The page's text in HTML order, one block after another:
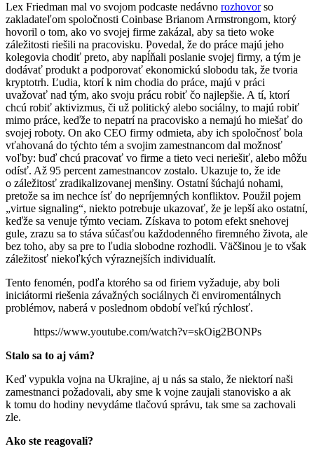
Lex Friedman mal vo svojom podcaste nedávno rozhovorso
zakladateľom spoločnosti Coinbase Brianom Armstrongom, ktorý
hovoril o tom, ako vo svojej firme zakázal, aby sa tieto woke
záležitosti riešili na pracovisku. Povedal, že do práce majú jeho
kolegovia chodiť preto, aby napĺňali poslanie svojej firmy, a tým je
dodávať produkt a podporovať ekonomickú slobodu tak, že tvoria
kryptotrh. Ľudia, ktorí k nim chodia do práce, majú v práci
uvažovať nad tým, ako svoju prácu robiť čo najlepšie. A tí, ktorí
chcú robiť aktivizmus, či už politický alebo sociálny, to majú robiť
mimo práce, keďže to nepatrí na pracovisko a nemajú ho miešať do
svojej roboty. On ako CEO firmy odmieta, aby ich spoločnosť bola
vťahovaná do týchto tém a svojim zamestnancom dal možnosť
voľby: buď chcú pracovať vo firme a tieto veci neriešiť, alebo môžu
odísť. Až 95 percent zamestnancov zostalo. Ukazuje to, že ide
o záležitosť zradikalizovanej menšiny. Ostatní šúchajú nohami,
pretože sa im nechce ísť do nepríjemných konfliktov. Použil pojem
„virtue signaling“, niekto potrebuje ukazovať, že je lepší ako ostatní,
keďže sa venuje týmto veciam. Získava to potom efekt snehovej
gule, zrazu sa to stáva súčasťou každodenného firemného života, ale
bez toho, aby sa pre to ľudia slobodne rozhodli. Väčšinou je to však
záležitosť niekoľkých výraznejších individualít.
Tento fenomén, podľa ktorého sa od firiem vyžaduje, aby boli
iniciátormi riešenia závažných sociálnych či enviromentálnych
problémov, naberá v poslednom období veľkú rýchlosť.
https://www.youtube.com/watch?v=skOig2BONPs
Stalo sa to aj vám?
Keď vypukla vojna na Ukrajine, aj u nás sa stalo, že niektorí naši
zamestnanci požadovali, aby sme k vojne zaujali stanovisko a ak
k tomu do hodiny nevydáme tlačovú správu, tak sme sa zachovali
zle.
Ako ste reagovali?